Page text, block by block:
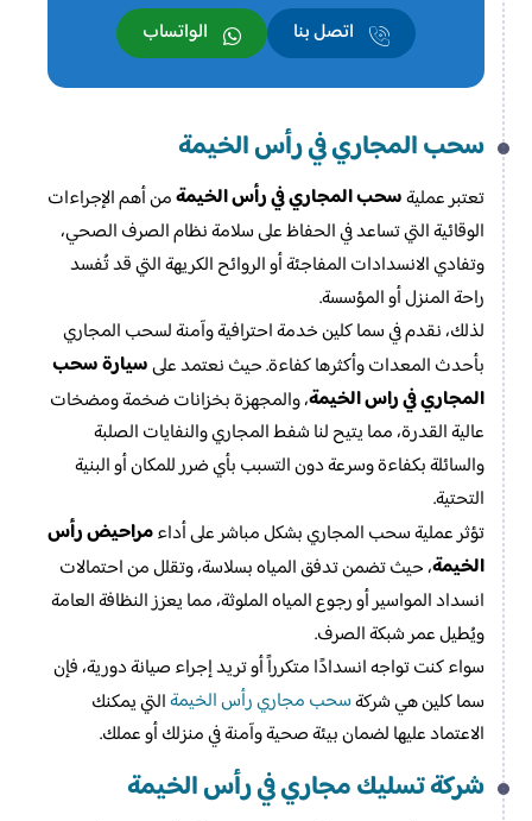
اتصل بنا الواتساب
سحب المجاري في رأس الخيمة
تعتبر عمليةسحب المجاري في رأس الخيمةمن أهم الإجراءات
الوقائية التي تساعد في الحفاظ على سلامة نظام الصرف الصحي،
وتفادي الانسدادات المفاجئة أو الروائح الكريهة التي قد تُفسد
راحة المنزل أو المؤسسة.
لذلك، نقدم في سما كلين خدمة احترافية وآمنة لسحب المجاري
بأحدث المعدات وأكثرها كفاءة. حيث نعتمد علىسيارة سحب
المجاري في راس الخيمة، والمجهزة بخزانات ضخمة ومضخات
عالية القدرة، مما يتيح لنا شفط المجاري والنفايات الصلبة
والسائلة بكفاءة وسرعة دون التسبب بأي ضرر للمكان أو البنية
التحتية.
تؤثر عملية سحب المجاري بشكل مباشر على أداءمراحيض رأس
الخيمة، حيث تضمن تدفق المياه بسلاسة، وتقلل من احتمالات
انسداد المواسير أو رجوع المياه الملوثة، مما يعزز النظافة العامة
ويُطيل عمر شبكة الصرف.
سواء كنت تواجه انسدادًا متكرراً أو تريد إجراء صيانة دورية، فإن
سما كلين هي شركةسحب مجاري رأس الخيمةالتي يمكنك
الاعتماد عليها لضمان بيئة صحية وآمنة في منزلك أو عملك.
شركة تسليك مجاري في رأس الخيمة